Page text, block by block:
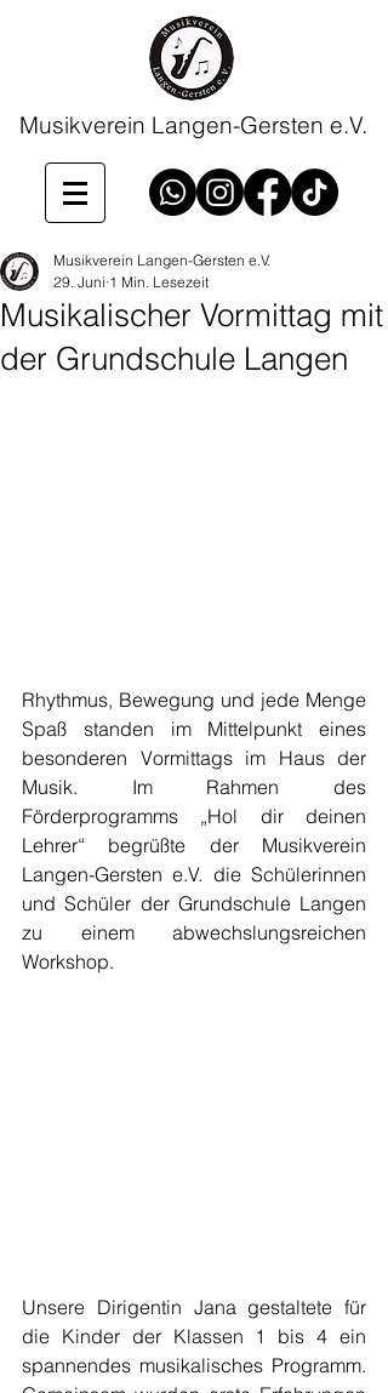
Musikverein Langen-Gersten e.V.
Musikalischer Vormittag mit
der Grundschule Langen
Musikverein Langen-Gersten e.V.
29. Juni 1 Min. Lesezeit
Rhythmus, Bewegung und jede Menge
Spaß standen im Mittelpunkt eines
besonderen Vormittags im Haus der
Musik. Im Rahmen des
Förderprogramms „Hol dir deinen
Lehrer“ begrüßte der Musikverein
Langen-Gersten e.V. die Schülerinnen
und Schüler der Grundschule Langen
zu einem abwechslungsreichen
Workshop.
Unsere Dirigentin Jana gestaltete für
die Kinder der Klassen 1 bis 4 ein
spannendes musikalisches Programm.